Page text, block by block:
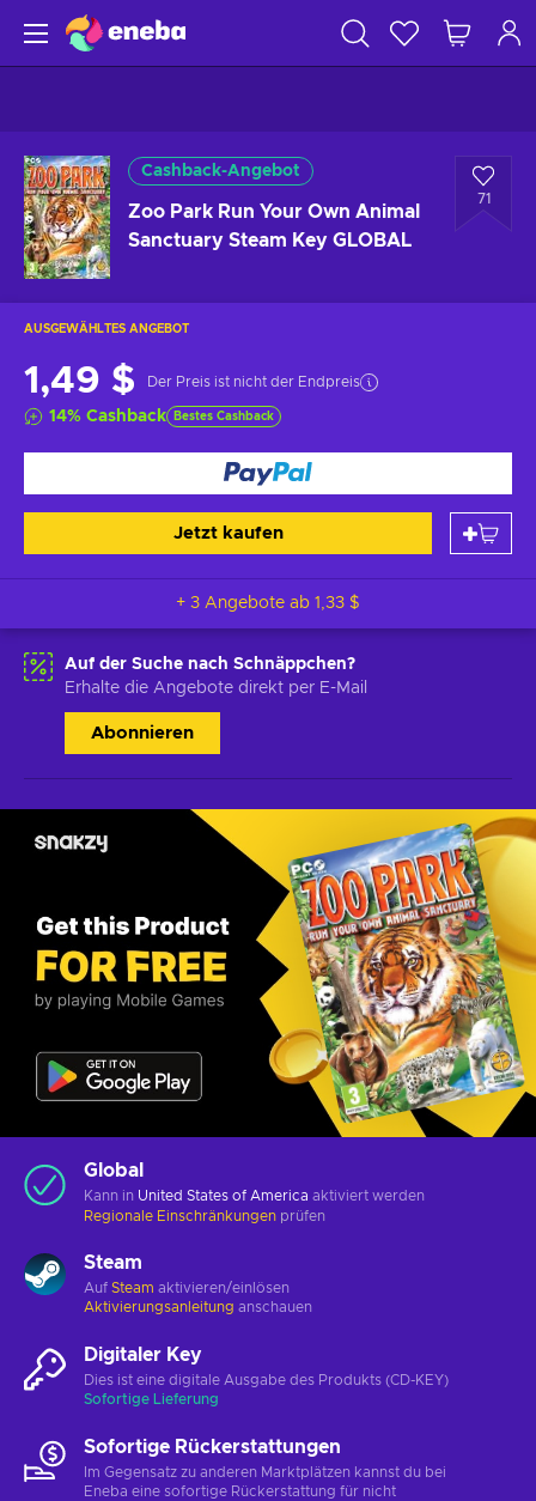
Cashback-Angebot
Zoo Park Run Your Own Animal
Sanctuary Steam Key GLOBAL
71
AUSGEWÄHLTES ANGEBOT
1,49 $ Der Preis ist nicht der Endpreis
14% Cashback Bestes Cashback
Jetzt kaufen
+ 3 Angebote ab 1,33 $
Auf der Suche nach Schnäppchen?
Erhalte die Angebote direkt per E-Mail
Abonnieren
Global
Kann in United States of America aktiviert werden
Regionale Einschränkungen prüfen
Steam
Auf Steam aktivieren/einlösen
Aktivierungsanleitung anschauen
Digitaler Key
Dies ist eine digitale Ausgabe des Produkts (CD-KEY)
Sofortige Lieferung
Sofortige Rückerstattungen
Im Gegensatz zu anderen Marktplätzen kannst du bei
Eneba eine sofortige Rückerstattung für nicht